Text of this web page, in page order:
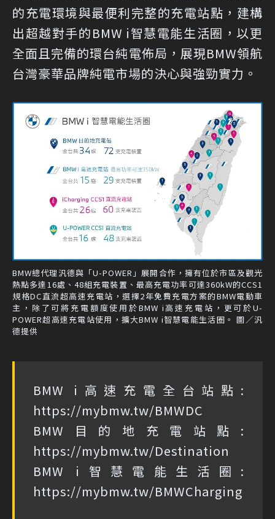
的充電環境與最便利完整的充電站點，建構
出超越對手的BMW i智慧電能生活圈，以更
全面且完備的環台純電佈局，展現BMW領航
台灣豪華品牌純電市場的決心與強勁實力。
BMW總代理汎德與「U-POWER」展開合作，擁有位於市區及觀光
熱點多達16處、48組充電裝置、最高充電功率可達360kW的CCS1
規格DC直流超高速充電站，選擇2年免費充電方案的BMW電動車
主，除了可將充電額度使用於BMW i高速充電站，更可於U-
POWER超高速充電站使用，擴大BMW i智慧電能生活圈。 圖／汎
德提供
BMW i高速充電全台站點:
https://mybmw.tw/BMWDC
BMW目的地充電站點:
https://mybmw.tw/Destination
BMW i智慧電能生活圈:
https://mybmw.tw/BMWCharging